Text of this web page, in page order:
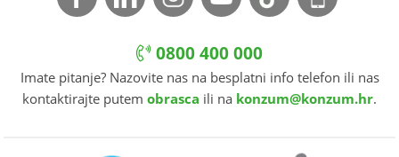
0800 400 000
Imate pitanje? Nazovite nas na besplatni info telefon ili nas
kontaktirajte putem obrasca ili na konzum@konzum.hr.